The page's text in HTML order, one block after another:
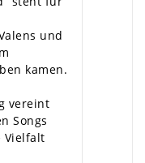
und
kamen.
vereint
Songs
Vielfalt